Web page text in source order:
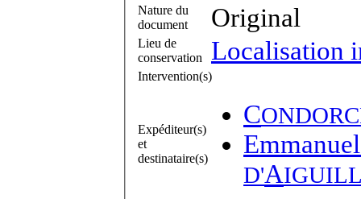
Nature du
document
Original
Lieu de
conservation
Localisation
Intervention(s)
Expéditeur(s)
et
destinataire(s)
C
D'A